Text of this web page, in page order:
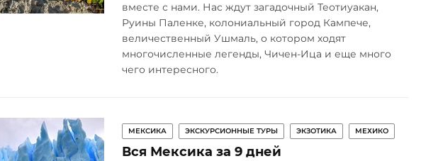
вместе с нами. Нас ждут загадочный Теотиуакан,
Руины Паленке, колониальный город Кампече,
величественный Ушмаль, о котором ходят
многочисленные легенды, Чичен-Ица и еще много
чего интересного.
МЕКСИКА ЭКСКУРСИОННЫЕ ТУРЫ ЭКЗОТИКА МЕХИКО
Вся Мексика за 9 дней